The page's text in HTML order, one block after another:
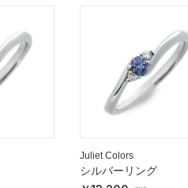
Juliet Colors
シルバーリング